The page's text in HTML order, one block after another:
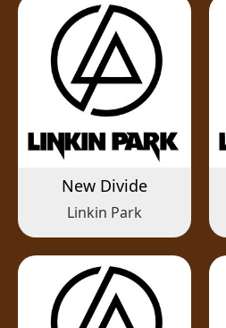
New Divide
Linkin Park